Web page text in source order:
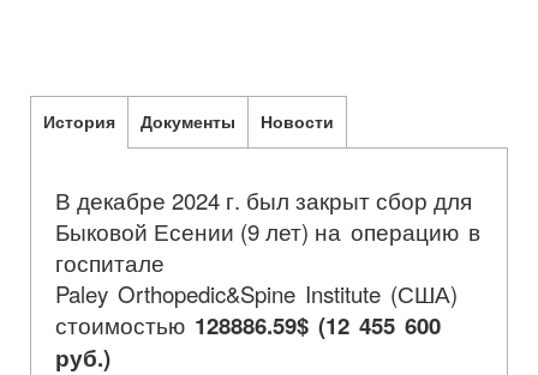
История Документы Новости
В декабре 2024 г. был закрыт сбор для
Быковой Есении (9 лет) на операцию в
госпитале
Paley Orthopedic&Spine Institute (США)
стоимостью 128886.59$ (12 455 600
руб.)